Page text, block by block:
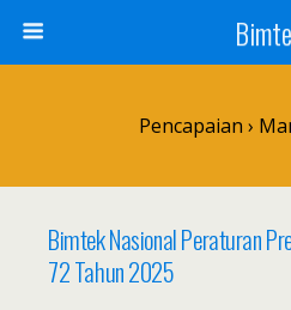
Pencapaian ›
Bimtek Nasional Peraturan
72 Tahun 2025